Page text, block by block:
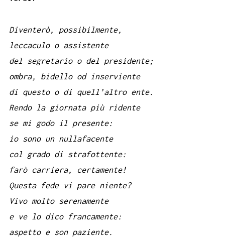
Diventerò, possibilmente,
leccaculo o assistente
del segretario o del presidente;
ombra, bidello od inserviente
di questo o di quell’altro ente.
Rendo la giornata più ridente
se mi godo il presente:
io sono un nullafacente
col grado di strafottente:
farò carriera, certamente!
Questa fede vi pare niente?
Vivo molto serenamente
e ve lo dico francamente:
aspetto e son paziente.